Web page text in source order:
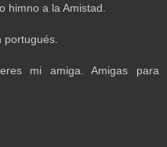
himno a la Amistad.
mi amiga. Amigas para